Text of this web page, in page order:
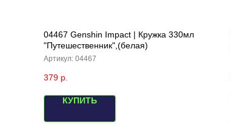
04467 Genshin Impact | Кружка 330мл
"Путешественник",(белая)
Артикул: 04467
379 р.
КУПИТЬ